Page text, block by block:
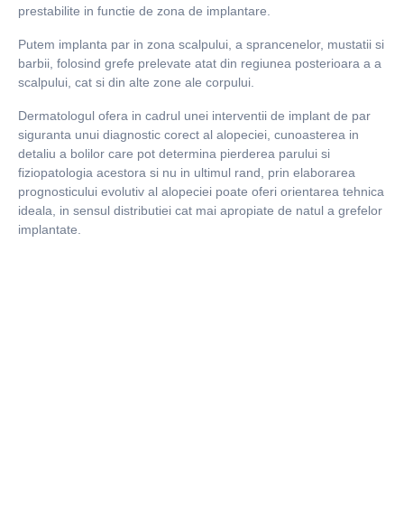
prestabilite in functie de zona de implantare.
Putem implanta par in zona scalpului, a sprancenelor, mustatii si
barbii, folosind grefe prelevate atat din regiunea posterioara a a
scalpului, cat si din alte zone ale corpului.
Dermatologul ofera in cadrul unei interventii de implant de par
siguranta unui diagnostic corect al alopeciei, cunoasterea in
detaliu a bolilor care pot determina pierderea parului si
fiziopatologia acestora si nu in ultimul rand, prin elaborarea
prognosticului evolutiv al alopeciei poate oferi orientarea tehnica
ideala, in sensul distributiei cat mai apropiate de natul a grefelor
implantate.